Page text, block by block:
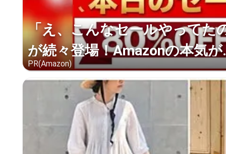
「え、こんなセールやってた
が続々登場！Amazonの本気が
PR(Amazon)